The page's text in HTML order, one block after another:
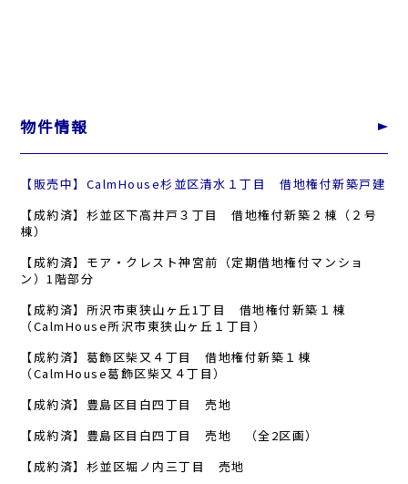
物件情報
【販売中】CalmHouse杉並区清水１丁目 借地権付新築戸建
【成約済】杉並区下高井戸３丁目 借地権付新築２棟（２号
棟）
【成約済】モア・クレスト神宮前（定期借地権付マンショ
ン）1階部分
【成約済】所沢市東狭山ヶ丘1丁目 借地権付新築１棟
（CalmHouse所沢市東狭山ヶ丘１丁目）
【成約済】葛飾区柴又４丁目 借地権付新築１棟
（CalmHouse葛飾区柴又４丁目）
【成約済】豊島区目白四丁目 売地
【成約済】豊島区目白四丁目 売地 （全2区画）
【成約済】杉並区堀ノ内三丁目 売地